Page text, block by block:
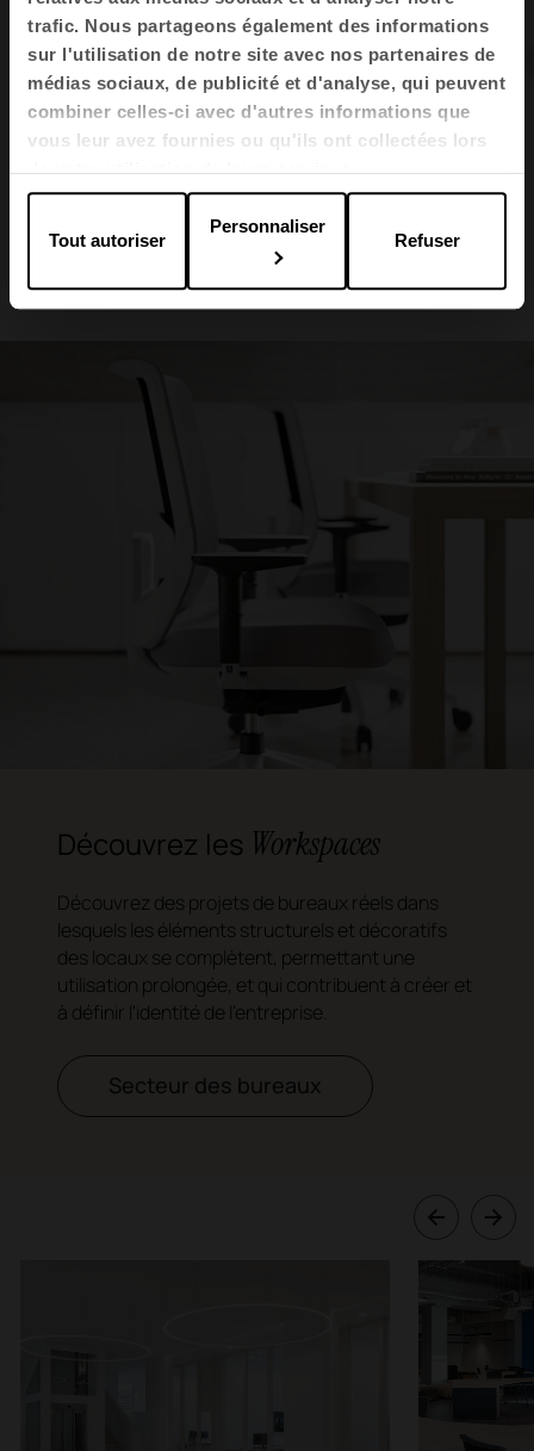
trafic. Nous partageons également des informations
sur l'utilisation de notre site avec nos partenaires de
médias sociaux, de publicité et d'analyse, qui peuvent
combiner celles-ci avec d'autres informations que
vous leur avez fournies ou qu'ils ont collectées lors
de votre utilisation de leurs services.
Tout autoriser
Personnaliser
Refuser
1 2 10
Découvrez les Workspaces
Découvrez des projets de bureaux réels dans
lesquels les éléments structurels et décoratifs
des locaux se complètent, permettant une
utilisation prolongée, et qui contribuent à créer et
à définir l'identité de l'entreprise.
Secteur des bureaux